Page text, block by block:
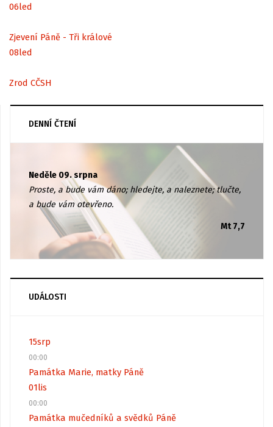
06led
Zjevení Páně - Tři králové
08led
Zrod CČSH
DENNÍ ČTENÍ
Neděle 09. srpna
Proste, a bude vám dáno; hledejte, a naleznete; tlučte,
a bude vám otevřeno.
Mt 7,7
UDÁLOSTI
15srp
00:00
Památka Marie, matky Páně
01lis
00:00
Památka mučedníků a svědků Páně